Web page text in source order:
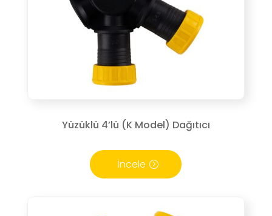
Yüzüklü 4’lü (K Model) Dağıtıcı
İncele